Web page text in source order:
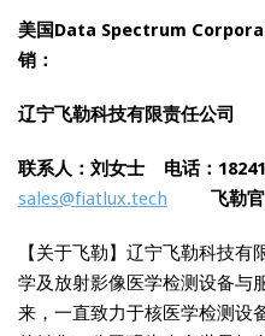
美国Data Spectrum
销：
辽宁飞勒科技有限责任公司
联系人：刘女士 电话：
sales@fiatlux.tech
飞勒官
【关于飞勒】辽宁飞勒科技
学及放射影像医学检测设备与
来，一直致力于核医学检测设